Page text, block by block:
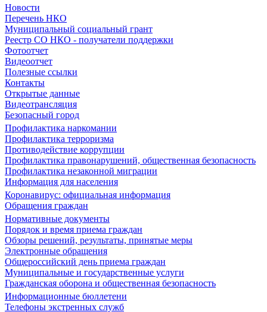
Новости
Перечень НКО
Муниципальный социальный грант
Реестр СО НКО - получатели поддержки
Фотоотчет
Видеоотчет
Полезные ссылки
Контакты
Открытые данные
Видеотрансляция
Безопасный город
Профилактика наркомании
Профилактика терроризма
Противодействие коррупции
Профилактика правонарушений, общественная безопасность
Профилактика незаконной миграции
Информация для населения
Коронавирус: официальная информация
Обращения граждан
Нормативные документы
Порядок и время приема граждан
Обзоры решений, результаты, принятые меры
Электронные обращения
Общероссийский день приема граждан
Муниципальные и государственные услуги
Гражданская оборона и общественная безопасность
Информационные бюллетени
Телефоны экстренных служб